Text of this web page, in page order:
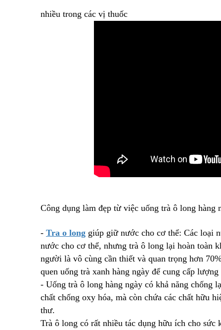
nhiều trong các vị thuốc
Công dụng làm đẹp từ việc uống trà ô long hàng
- Tra o long giúp giữ nước cho cơ thể: Các loại
nước cho cơ thể, nhưng trà ô long lại hoàn toàn
người là vô cùng cần thiết và quan trọng hơn
quen uống trà xanh hàng ngày để cung cấp
- Uống trà ô long hàng ngày có khả năng chống
chất chống oxy hóa, mà còn chứa các chất hữu
thư.
Trà ô long có rất nhiều tác dụng hữu ích cho